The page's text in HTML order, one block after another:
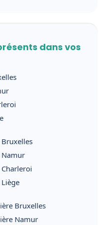
dans vos
Bruxelles
Namur